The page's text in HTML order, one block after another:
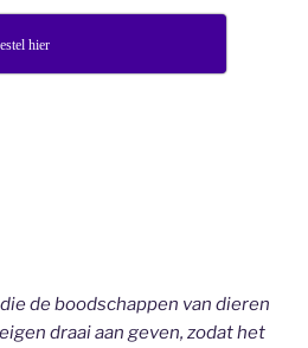
hier
de boodschappen van dieren
draai aan geven, zodat het